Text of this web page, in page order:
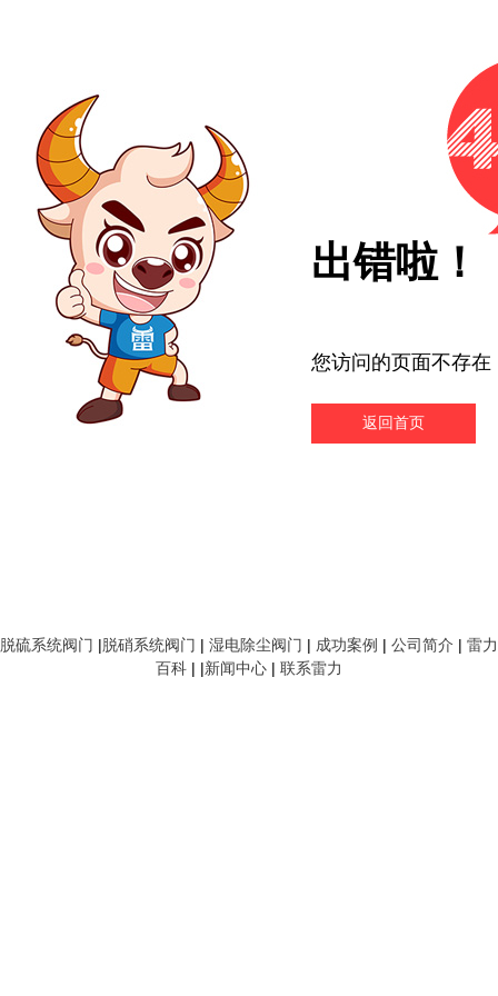
出错啦！
您访问的页面不存在
返回首页
脱硫系统阀门 |脱硝系统阀门 | 湿电除尘阀门 | 成功案例 | 公司简介 | 雷力
百科 | |新闻中心 | 联系雷力